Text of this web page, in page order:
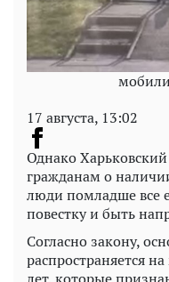
17 августа, 13:02
Однако
гражданам о
люди помладше все
повестку и быть
Согласно закону,
распространяется